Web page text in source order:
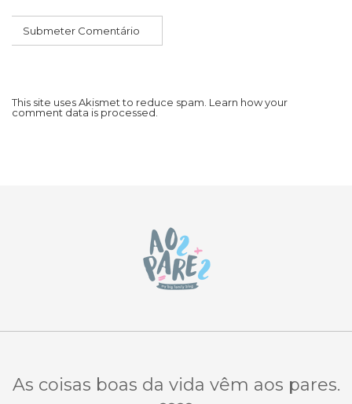
This site uses Akismet to reduce spam. Learn how your
comment data is processed.
As coisas boas da vida vêm aos pares.